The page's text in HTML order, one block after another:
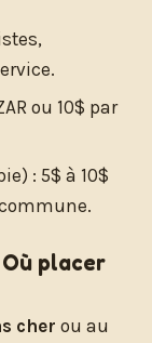
ou 10$ par
: 5$ à 10$
placer
cher ou au